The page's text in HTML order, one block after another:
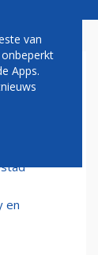
en
van
Apps.